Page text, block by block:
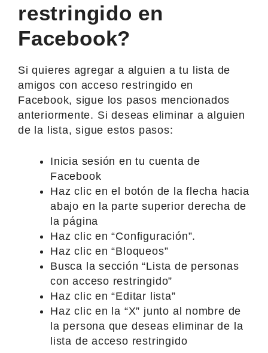
restringido en
Facebook?
Si quieres agregar a alguien a tu lista de
amigos con acceso restringido en
Facebook, sigue los pasos mencionados
anteriormente. Si deseas eliminar a alguien
de la lista, sigue estos pasos:
Inicia sesión en tu cuenta de
Facebook
Haz clic en el botón de la flecha hacia
abajo en la parte superior derecha de
la página
Haz clic en “Configuración”.
Haz clic en “Bloqueos”
Busca la sección “Lista de personas
con acceso restringido”
Haz clic en “Editar lista”
Haz clic en la “X” junto al nombre de
la persona que deseas eliminar de la
lista de acceso restringido